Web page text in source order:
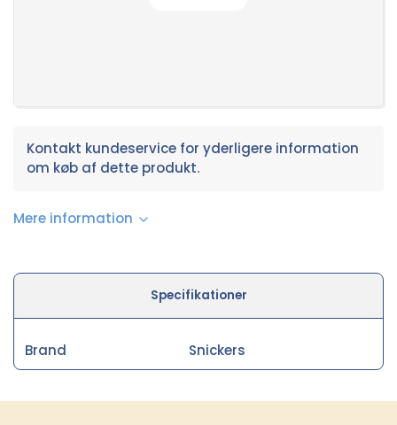
Kontakt kundeservice for yderligere information
om køb af dette produkt.
Mere information
Specifikationer
Brand Snickers